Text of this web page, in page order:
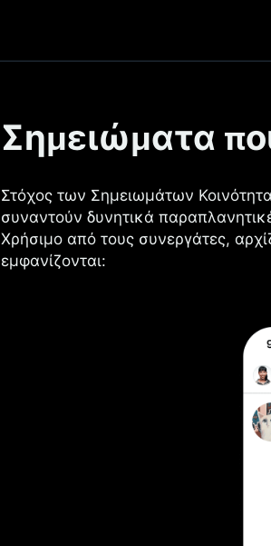
Σημειώματα
Στόχος των Σημειωμάτων
συναντούν δυνητικά
Χρήσιμο από τους συνεργάτες,
εμφανίζονται: